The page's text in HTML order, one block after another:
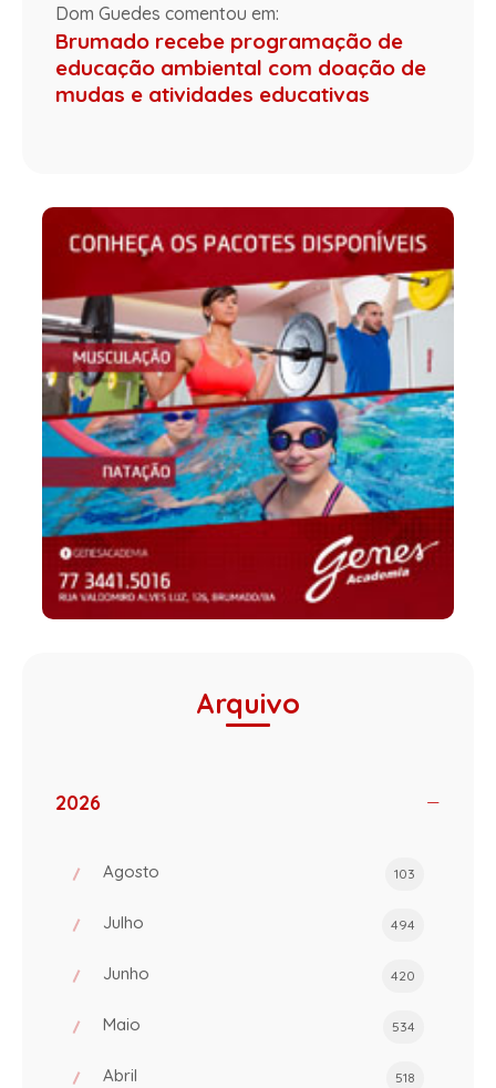
Dom Guedes comentou em:
Brumado recebe programação de
educação ambiental com doação de
mudas e atividades educativas
Arquivo
2026
Agosto 103
Julho 494
Junho 420
Maio 534
Abril 518